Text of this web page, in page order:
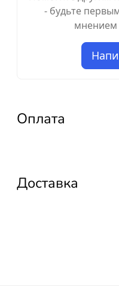
- будьте
мнением
Оплата
Доставка